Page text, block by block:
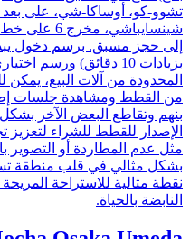
تشوو-كو، أوساكا-شي، على
المحدودة من آلات البيع،
من القطط ومشاهدة جلسات
بنهم وتقاطع البعض الآخر
الإصدار للقطط للشراء
مثل عدم المطاردة أو
بشكل مثالي في قلب منطقة
نقطة مثالية للاستراحة
النابضة بالحياة.